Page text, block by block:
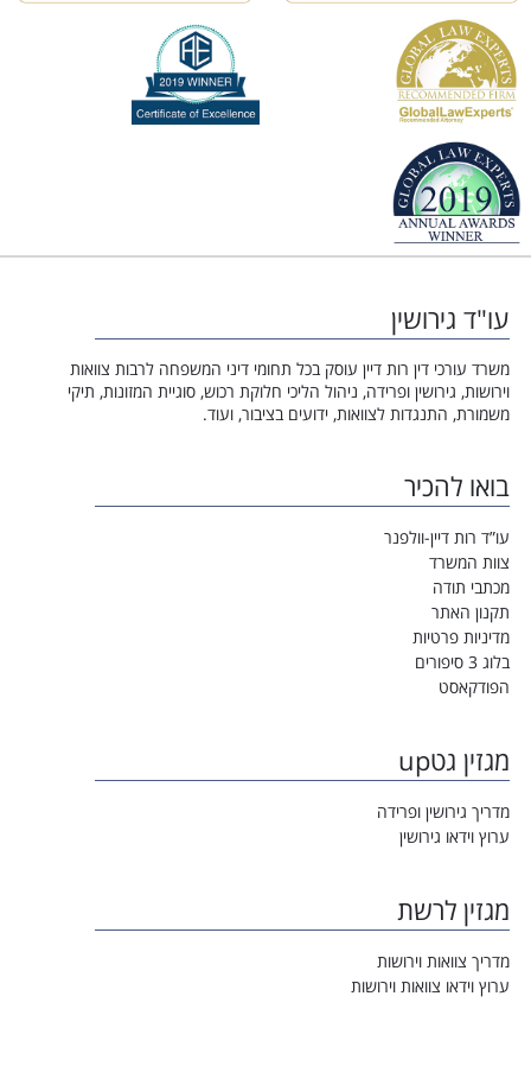
עו"ד גירושין
משרד עורכי דין רות דיין עוסק בכל תחומי דיני המשפחה לרבות צוואות
וירושות, גירושין ופרידה, ניהול הליכי חלוקת רכוש, סוגיית המזונות, תיקי
משמורת, התנגדות לצוואות, ידועים בציבור, ועוד.
בואו להכיר
עו”ד רות דיין-וולפנר
צוות המשרד
מכתבי תודה
תקנון האתר
מדיניות פרטיות
בלוג 3 סיפורים
הפודקאסט
מגזין גטup
מדריך גירושין ופרידה
ערוץ וידאו גירושין
מגזין לרשת
מדריך צוואות וירושות
ערוץ וידאו צוואות וירושות